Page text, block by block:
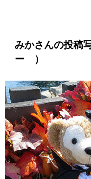
みかさんの投稿
ー ）